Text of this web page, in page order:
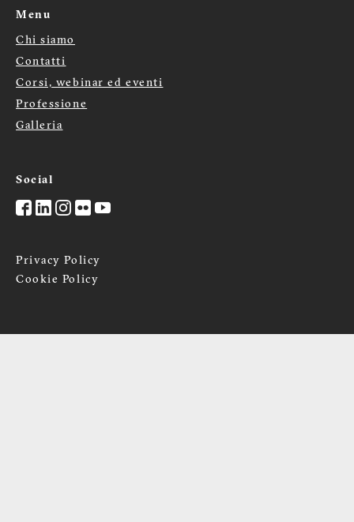
Menu
Menù
Chi siamo
Contatti
Corsi, webinar ed eventi
Professione
Galleria
Social
Privacy Policy
Cookie Policy